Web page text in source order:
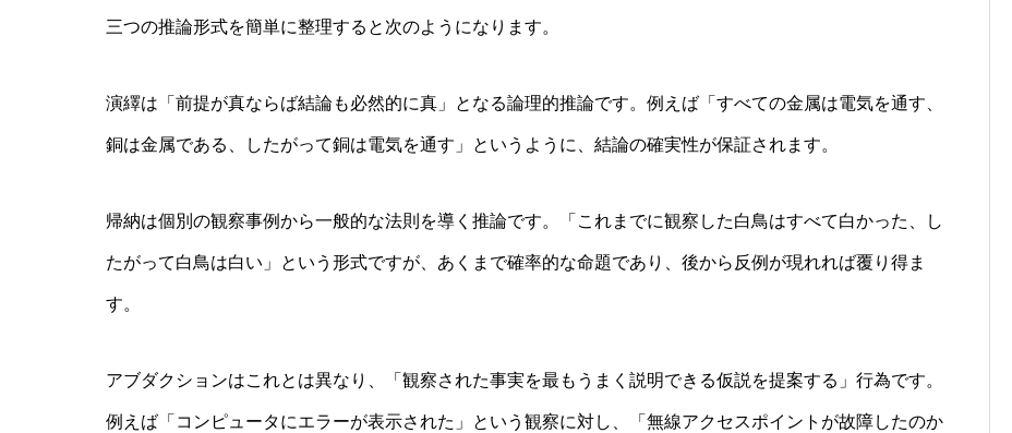
三つの推論形式を簡単に整理すると次のようになります。
演繹は「前提が真ならば結論も必然的に真」となる論理的推論です。例えば「すべての金属は電気を通す、
銅は金属である、したがって銅は電気を通す」というように、結論の確実性が保証されます。
帰納は個別の観察事例から一般的な法則を導く推論です。「これまでに観察した白鳥はすべて白かった、し
たがって白鳥は白い」という形式ですが、あくまで確率的な命題であり、後から反例が現れれば覆り得ま
す。
アブダクションはこれとは異なり、「観察された事実を最もうまく説明できる仮説を提案する」行為です。
例えば「コンピュータにエラーが表示された」という観察に対し、「無線アクセスポイントが故障したのか